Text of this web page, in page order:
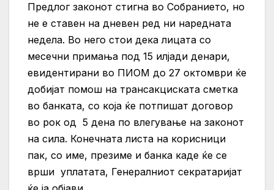
Предлог законот стигна во Собранието, но
не е ставен на дневен ред ни наредната
недела. Во него стои дека лицата со
месечни примања под 15 илјади денари,
евидентирани во ПИОМ до 27 октомври ќе
добијат помош на трансакциската сметка
во банката, со која ќе потпишат договор
во рок од 5 дена по влегување на законот
на сила. Конечната листа на корисници
пак, со име, презиме и банка каде ќе се
врши уплатата, Генералниот секратаријат